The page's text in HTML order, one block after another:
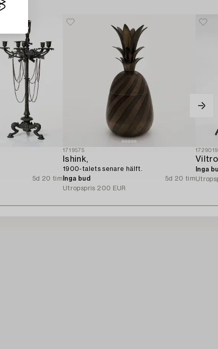
5d 20 tim
1719575
Ishink,
1900-talets senare hälft.
Inga bud
5d 20 tim
Utropspris 200 EUR
1729019
Inga